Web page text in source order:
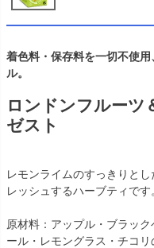
着色料・保存料を一切不使
ル。
ロンドンフルーツ
ゼスト
レモンライムのすっきりと
レッシュするハーブティです
原材料：アップル・ブラッ
ール・レモングラス・チコ